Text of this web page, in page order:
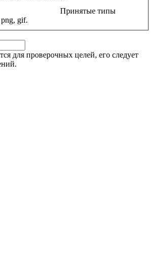
Принятые типы
gif.
для проверочных целей, его следует